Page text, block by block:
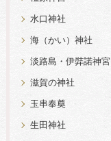
水口神社
海（かい）神社
淡路島・伊弉諾神宮
滋賀の神社
玉串奉奠
生田神社